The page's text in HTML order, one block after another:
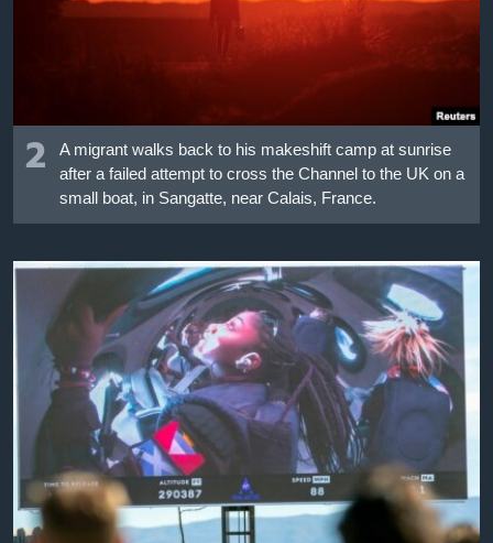
2
A migrant walks back to his makeshift camp at sunrise
after a failed attempt to cross the Channel to the UK on a
small boat, in Sangatte, near Calais, France.